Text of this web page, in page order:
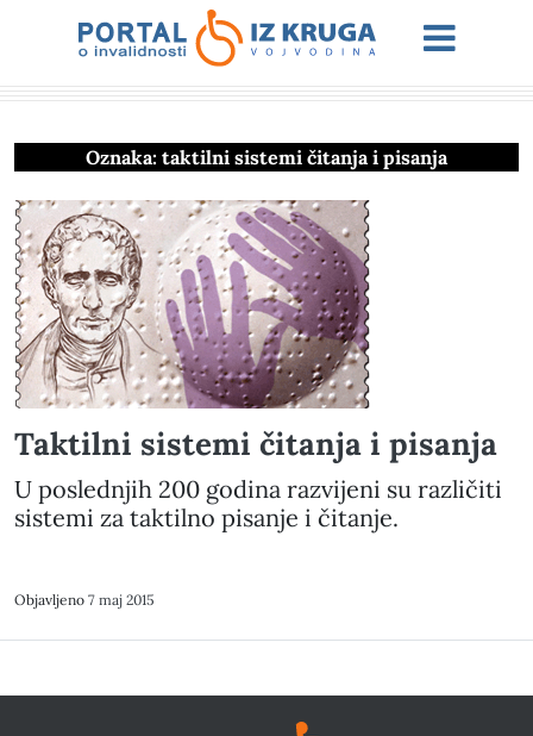
Oznaka: taktilni sistemi čitanja i pisanja
Taktilni sistemi čitanja i pisanja
U poslednjih 200 godina razvijeni su različiti
sistemi za taktilno pisanje i čitanje.
Objavljeno 7 maj 2015